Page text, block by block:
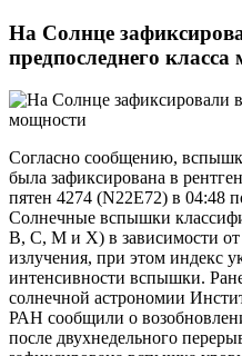
На Солнце
предпоследнего
Согласно сообщению,
была зафиксирована в
пятен 4274 (N22E72) в 04:48
Солнечные вспышки
В, С, М и Х) в зависимости от
излучения, при этом индекс
интенсивности вспышки.
солнечной астрономии
РАН сообщили о
после двухнедельного